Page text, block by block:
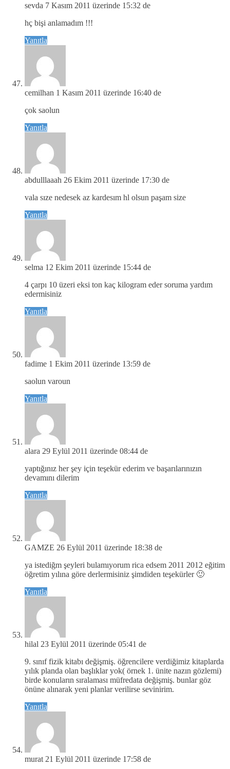
sevda 7 Kasım 2011 üzerinde 15:32 de
hç bişi anlamadım !!!
Yanıtla
cemilhan 1 Kasım 2011 üzerinde 16:40 de
çok saolun
Yanıtla
abdulllaaah 26 Ekim 2011 üzerinde 17:30 de
vala sıze nedesek az kardesım hl olsun paşam size
Yanıtla
selma 12 Ekim 2011 üzerinde 15:44 de
4 çarpı 10 üzeri eksi ton kaç kilogram eder soruma yardım
edermisiniz
Yanıtla
fadime 1 Ekim 2011 üzerinde 13:59 de
saolun varoun
Yanıtla
alara 29 Eylül 2011 üzerinde 08:44 de
yaptığınız her şey için teşekür ederim ve başarılarınızın
devamını dilerim
Yanıtla
GAMZE 26 Eylül 2011 üzerinde 18:38 de
ya istediğm şeyleri bulamıyorum rica edsem 2011 2012 eğitim
öğretim yılına göre derlermisiniz şimdiden teşekürler 🙂
Yanıtla
hilal 23 Eylül 2011 üzerinde 05:41 de
9. sınıf fizik kitabı değişmiş. öğrencilere verdiğimiz kitaplarda
yılık planda olan başlıklar yok( örnek 1. ünite nazın gözlemi)
birde konuların sıralaması müfredata değişmiş. bunlar göz
önüne alınarak yeni planlar verilirse sevinirim.
Yanıtla
murat 21 Eylül 2011 üzerinde 17:58 de